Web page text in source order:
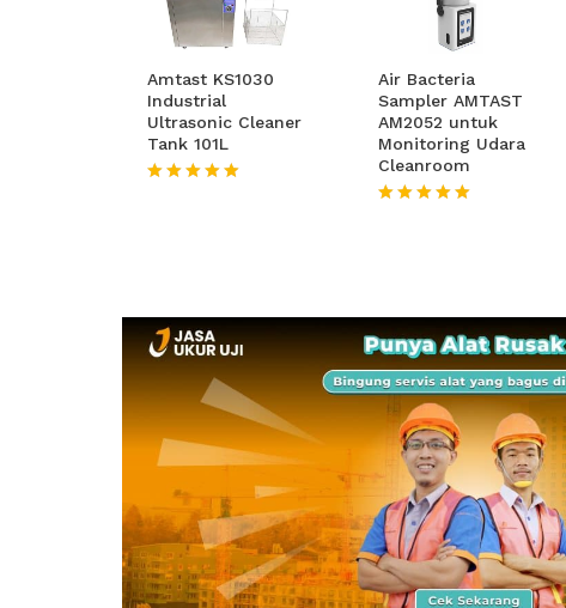
Amtast KS1030
Industrial
Ultrasonic Cleaner
Tank 101L
Air Bacteria
Sampler AMTAST
AM2052 untuk
Monitoring Udara
Cleanroom